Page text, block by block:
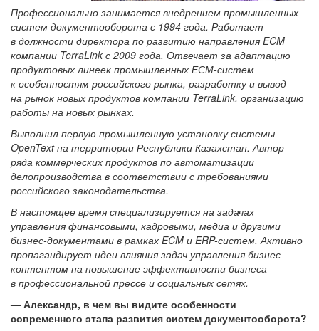
Профессионально занимается внедрением промышленных
систем документооборота с 1994 года. Работает
в должности директора по развитию направления ECM
компании TerraLink с 2009 года. Отвечает за адаптацию
продуктовых линеек промышленных ЕСМ-систем
к особенностям российского рынка, разработку и вывод
на рынок новых продуктов компании TerraLink, организацию
работы на новых рынках.
Выполнил первую промышленную установку системы
OpenText на территории Республики Казахстан. Автор
ряда коммерческих продуктов по автоматизации
делопроизводства в соответствии с требованиями
российского законодательства.
В настоящее время специализируется на задачах
управления финансовыми, кадровыми, медиа и другими
бизнес-документами в рамках ECM и ERP-систем. Активно
пропагандирует идеи влияния задач управления бизнес-
контентом на повышение эффективности бизнеса
в профессиональной прессе и социальных сетях.
— Александр, в чем вы видите особенности
современного этапа развития систем документооборота?